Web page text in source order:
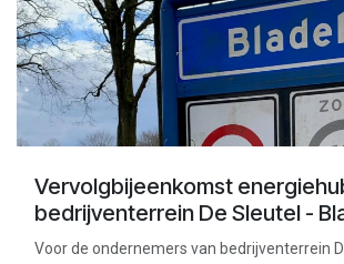
Vervolgbijeenkomst
bedrijventerrein De Sleutel -
Voor de ondernemers van bedrijventerrein